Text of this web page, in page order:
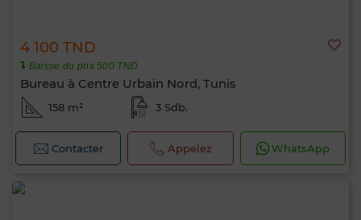
4 100 TND
Baisse du prix 500 TND
Bureau à Centre Urbain Nord, Tunis
158 m² 3 Sdb.
Contacter Appelez WhatsApp